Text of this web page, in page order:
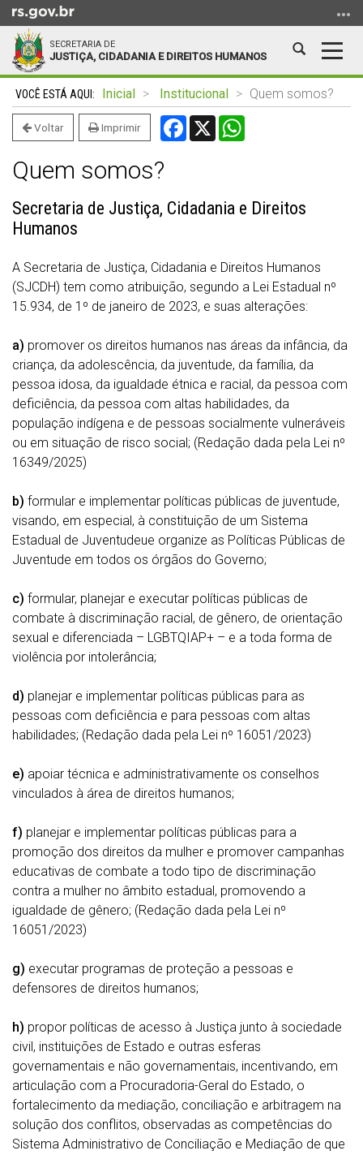
para
conteúdo
para
menu
para
busca
SECRETARIA DE
JUSTIÇA, CIDADANIA E DIREITOS HUMANOS
Abrir
busca
Início
do
conteúdo
Inicial Institucional Quem somos?
Voltar Imprimir Facebook
X
Quem somos?
Secretaria de Justiça, Cidadania e Direitos
Humanos
A Secretaria de Justiça, Cidadania e Direitos Humanos
(SJCDH) tem como atribuição, segundo a Lei Estadual nº
15.934, de 1º de janeiro de 2023, e suas alterações:
a) promover os direitos humanos nas áreas da infância, da
criança, da adolescência, da juventude, da família, da
pessoa idosa, da igualdade étnica e racial, da pessoa com
deficiência, da pessoa com altas habilidades, da
população indígena e de pessoas socialmente vulneráveis
ou em situação de risco social; (Redação dada pela Lei nº
16349/2025)
b) formular e implementar políticas públicas de juventude,
visando, em especial, à constituição de um Sistema
Estadual de Juventudeue organize as Políticas Públicas de
Juventude em todos os órgãos do Governo;
c) formular, planejar e executar políticas públicas de
combate à discriminação racial, de gênero, de orientação
sexual e diferenciada – LGBTQIAP+ – e a toda forma de
violência por intolerância;
d) planejar e implementar políticas públicas para as
pessoas com deficiência e para pessoas com altas
habilidades; (Redação dada pela Lei nº 16051/2023)
e) apoiar técnica e administrativamente os conselhos
vinculados à área de direitos humanos;
f) planejar e implementar políticas públicas para a
promoção dos direitos da mulher e promover campanhas
educativas de combate a todo tipo de discriminação
contra a mulher no âmbito estadual, promovendo a
igualdade de gênero; (Redação dada pela Lei nº
16051/2023)
g) executar programas de proteção a pessoas e
defensores de direitos humanos;
h) propor políticas de acesso à Justiça junto à sociedade
civil, instituições de Estado e outras esferas
governamentais e não governamentais, incentivando, em
articulação com a Procuradoria-Geral do Estado, o
fortalecimento da mediação, conciliação e arbitragem na
solução dos conflitos, observadas as competências do
Sistema Administrativo de Conciliação e Mediação de que